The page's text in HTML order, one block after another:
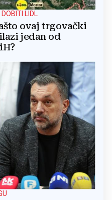
LIDL
ovaj trgovački
jedan od